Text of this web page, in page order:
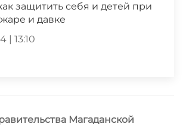
защитить себя и детей при
и давке
| 13:10
Магаданской